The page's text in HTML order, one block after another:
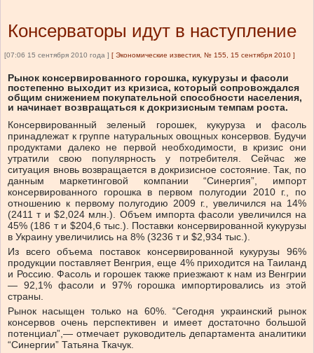
Консерваторы идут в наступление
[07:06 15 сентября 2010 года ] [ Экономические известия, № 155, 15 сентября 2010 ]
Рынок консервированного горошка, кукурузы и фасоли
постепенно выходит из кризиса, который сопровождался
общим снижением покупательной способности населения,
и начинает возвращаться к докризисным темпам роста.
Консервированный зеленый горошек, кукуруза и фасоль
принадлежат к группе натуральных овощных консервов. Будучи
продуктами далеко не первой необходимости, в кризис они
утратили свою популярность у потребителя. Сейчас же
ситуация вновь возвращается в докризисное состояние. Так, по
данным маркетинговой компании “Синергия”, импорт
консервированного горошка в первом полугодии 2010 г., по
отношению к первому полугодию 2009 г., увеличился на 14%
(2411 т и $2,024 млн.). Объем импорта фасоли увеличился на
45% (186 т и $204,6 тыс.). Поставки консервированной кукурузы
в Украину увеличились на 8% (3236 т и $2,934 тыс.).
Из всего объема поставок консервированной кукурузы 96%
продукции поставляет Венгрия, еще 4% приходится на Таиланд
и Россию. Фасоль и горошек также приезжают к нам из Венгрии
— 92,1% фасоли и 97% горошка импортировались из этой
страны.
Рынок насыщен только на 60%. “Сегодня украинский рынок
консервов очень перспективен и имеет достаточно большой
потенциал”,— отмечает руководитель департамента аналитики
“Синергии” Татьяна Ткачук.